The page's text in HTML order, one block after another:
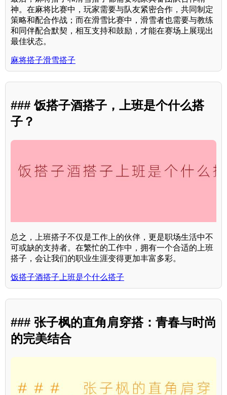
神。在麻将比赛中，玩家需要与队友紧密合作，共同制定
策略和配合作战；而在滑雪比赛中，滑雪者也需要与教练
和同伴配合默契，相互支持和鼓励，才能在赛场上展现出
最佳状态。
麻将搭子滑雪搭子
### 饭搭子酒搭子，上班是个什么搭
子？
总之，上班搭子不仅是工作上的伙伴，更是职场生活中不
可或缺的支持者。在繁忙的工作中，拥有一个合适的上班
搭子，会让我们的职业生涯变得更加丰富多彩。
饭搭子酒搭子上班是个什么搭子
### 张子枫的直角肩穿搭：青春与时尚
的完美结合